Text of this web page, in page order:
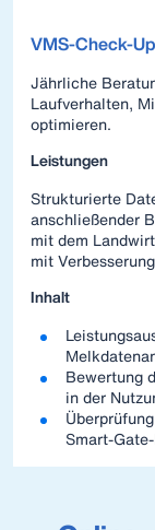
VMS-Check-Up
Jährliche
Laufverhalten,
optimieren.
Leistungen
Strukturierte
anschließender
mit dem
mit
Inhalt
Bewertung
in der
Smart-